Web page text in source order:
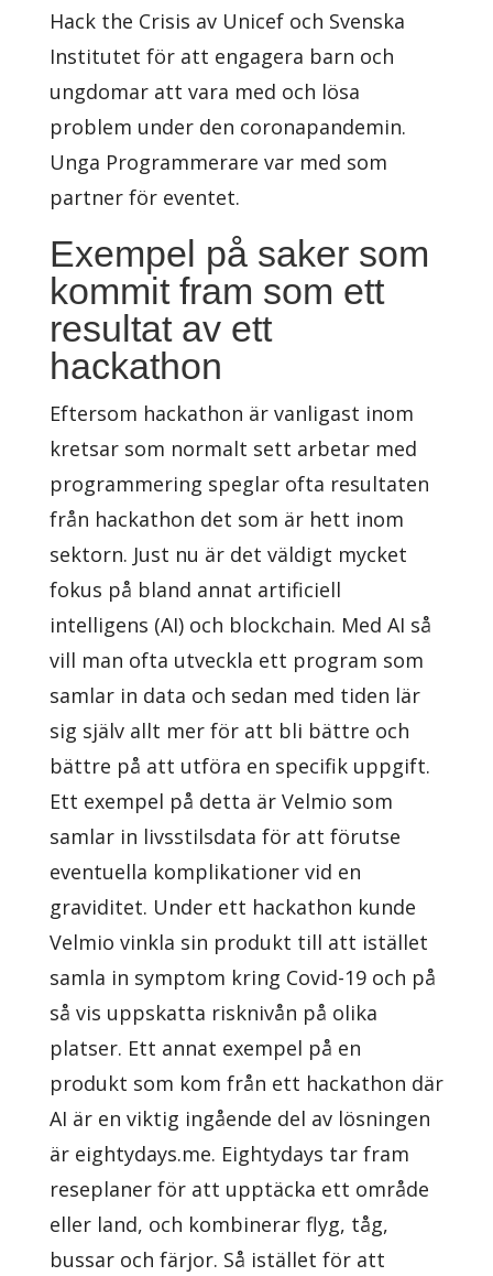
Hack the Crisis av Unicef och Svenska
Institutet för att engagera barn och
ungdomar att vara med och lösa
problem under den coronapandemin.
Unga Programmerare var med som
partner för eventet.
Exempel på saker som
kommit fram som ett
resultat av ett
hackathon
Eftersom hackathon är vanligast inom
kretsar som normalt sett arbetar med
programmering speglar ofta resultaten
från hackathon det som är hett inom
sektorn. Just nu är det väldigt mycket
fokus på bland annat artificiell
intelligens (AI) och blockchain. Med AI så
vill man ofta utveckla ett program som
samlar in data och sedan med tiden lär
sig själv allt mer för att bli bättre och
bättre på att utföra en specifik uppgift.
Ett exempel på detta är Velmio som
samlar in livsstilsdata för att förutse
eventuella komplikationer vid en
graviditet. Under ett hackathon kunde
Velmio vinkla sin produkt till att istället
samla in symptom kring Covid-19 och på
så vis uppskatta risknivån på olika
platser. Ett annat exempel på en
produkt som kom från ett hackathon där
AI är en viktig ingående del av lösningen
är eightydays.me. Eightydays tar fram
reseplaner för att upptäcka ett område
eller land, och kombinerar flyg, tåg,
bussar och färjor. Så istället för att